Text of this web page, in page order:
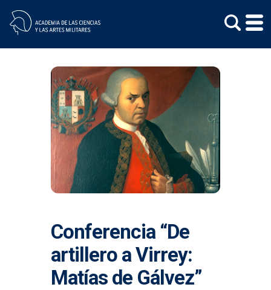
Conferencia “De
artillero a Virrey:
Matías de Gálvez”